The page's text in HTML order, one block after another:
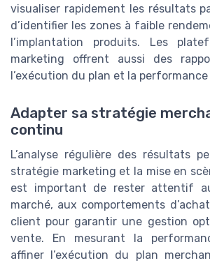
visualiser rapidement les résultats
d’identifier les zones à faible
l’implantation produits. Les
marketing offrent aussi des
l’exécution du plan et la
Adapter sa stratégie
continu
L’analyse régulière des résultats
stratégie marketing et la mise en
est important de rester attentif
marché, aux comportements
client pour garantir une gestion
vente. En mesurant la
affiner l’exécution du plan